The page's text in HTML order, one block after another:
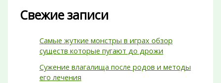
Свежие записи
Самые жуткие монстры в играх обзор
существ которые пугают до дрожи
Сужение влагалища после родов и методы
его лечения